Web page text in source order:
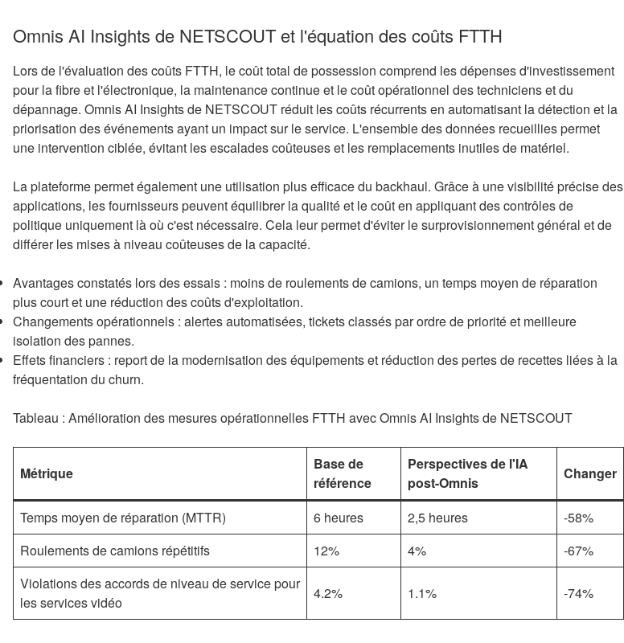
Omnis AI Insights de NETSCOUT et l'équation des coûts FTTH
Lors de l'évaluation des coûts FTTH, le coût total de possession comprend les dépenses d'investissement
pour la fibre et l'électronique, la maintenance continue et le coût opérationnel des techniciens et du
dépannage. Omnis AI Insights de NETSCOUT réduit les coûts récurrents en automatisant la détection et la
priorisation des événements ayant un impact sur le service. L'ensemble des données recueillies permet
une intervention ciblée, évitant les escalades coûteuses et les remplacements inutiles de matériel.
La plateforme permet également une utilisation plus efficace du backhaul. Grâce à une visibilité précise des
applications, les fournisseurs peuvent équilibrer la qualité et le coût en appliquant des contrôles de
politique uniquement là où c'est nécessaire. Cela leur permet d'éviter le surprovisionnement général et de
différer les mises à niveau coûteuses de la capacité.
Avantages constatés lors des essais : moins de roulements de camions, un temps moyen de réparation
plus court et une réduction des coûts d'exploitation.
Changements opérationnels : alertes automatisées, tickets classés par ordre de priorité et meilleure
isolation des pannes.
Effets financiers : report de la modernisation des équipements et réduction des pertes de recettes liées à la
fréquentation du churn.
Tableau : Amélioration des mesures opérationnelles FTTH avec Omnis AI Insights de NETSCOUT
Métrique
Base de
référence
Perspectives de l'IA
post-Omnis
Changer
Temps moyen de réparation (MTTR) 6 heures 2,5 heures
-58%
Roulements de camions répétitifs
12% 4%
-67%
Violations des accords de niveau de service pour
les services vidéo
4.2% 1.1% -74%